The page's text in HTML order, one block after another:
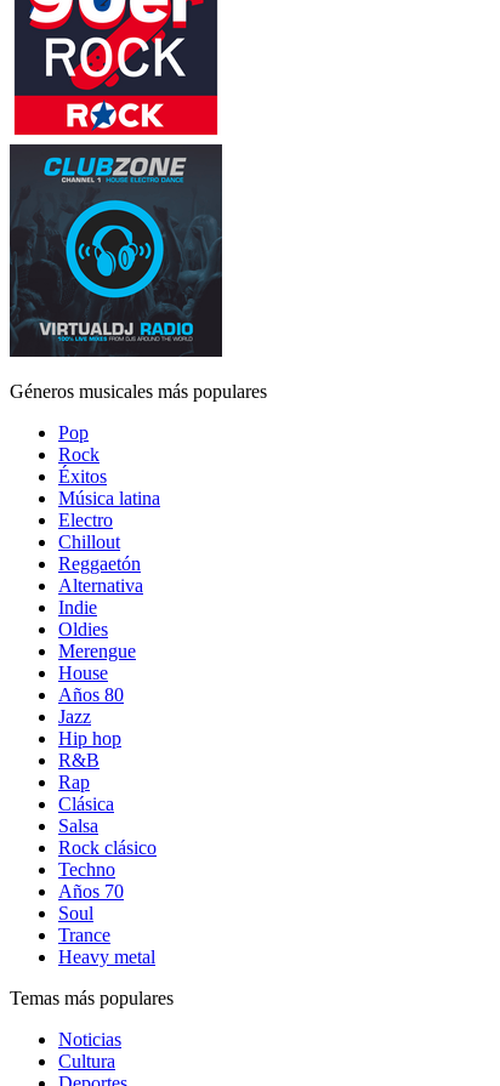
Géneros musicales más populares
Pop
Rock
Éxitos
Música latina
Electro
Chillout
Reggaetón
Alternativa
Indie
Oldies
Merengue
House
Años 80
Jazz
Hip hop
R&B
Rap
Clásica
Salsa
Rock clásico
Techno
Años 70
Soul
Trance
Heavy metal
Temas más populares
Noticias
Cultura